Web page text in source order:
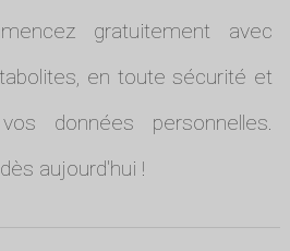
gratuitement avec
en toute sécurité et
données personnelles.
aujourd'hui !